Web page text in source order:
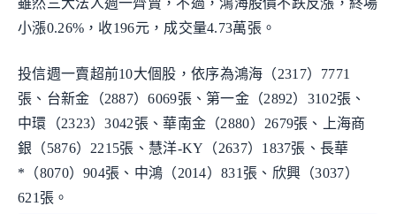
小漲0.26%，收196元，成交量4.73萬張。
投信週一賣超前10大個股，依序為鴻海（2317）7771
張、台新金（2887）6069張、第一金（2892）3102張、
中環（2323）3042張、華南金（2880）2679張、上海商
銀（5876）2215張、慧洋-KY（2637）1837張、長華
*（8070）904張、中鴻（2014）831張、欣興（3037）
621張。